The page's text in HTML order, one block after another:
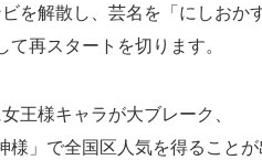
を解散し、芸名を「にしおか
て再スタートを切ります。
王様キャラが大ブレーク、
様」で全国区人気を得ることが